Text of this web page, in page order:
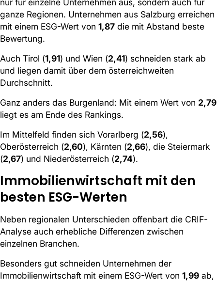
nur für einzelne Unternehmen aus, sondern auch für
ganze Regionen. Unternehmen aus Salzburg erreichen
mit einem ESG-Wert von 1,87 die mit Abstand beste
Bewertung.
Auch Tirol (1,91) und Wien (2,41) schneiden stark ab
und liegen damit über dem österreichweiten
Durchschnitt.
Ganz anders das Burgenland: Mit einem Wert von 2,79
liegt es am Ende des Rankings.
Im Mittelfeld finden sich Vorarlberg (2,56),
Oberösterreich (2,60), Kärnten (2,66), die Steiermark
(2,67) und Niederösterreich (2,74).
Immobilienwirtschaft mit den
besten ESG-Werten
Neben regionalen Unterschieden offenbart die CRIF-
Analyse auch erhebliche Differenzen zwischen
einzelnen Branchen.
Besonders gut schneiden Unternehmen der
Immobilienwirtschaft mit einem ESG-Wert von 1,99 ab,